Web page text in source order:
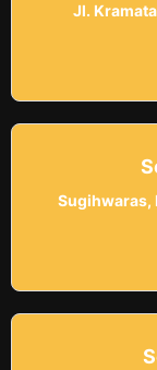
Jl.
Sugihwaras,